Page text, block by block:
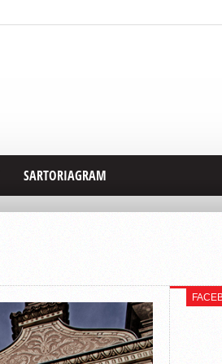
SARTORIAGRAM